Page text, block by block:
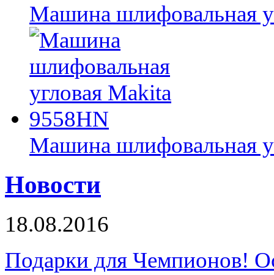
Машина шлифовальная
Машина шлифовальная
Новости
18.08.2016
Подарки для Чемпионов!